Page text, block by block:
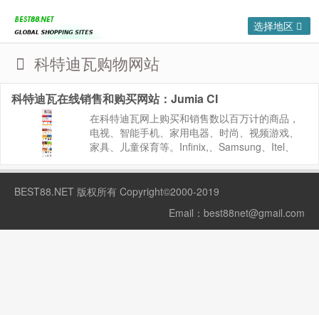
选择地区
科特迪瓦购物网站
科特迪瓦在线销售和购买网站：Jumia CI
在科特迪瓦网上购买和销售数以百万计的商品，
电视、智能手机、家用电器、时尚、视频游戏、
家具、儿童保育等。Infinix,、Samsung、Itel、
迪瓦：https://www.jum...
BEST88.NET 版权所有 Copyright©2000-2019
Email： best88net@gmail.com